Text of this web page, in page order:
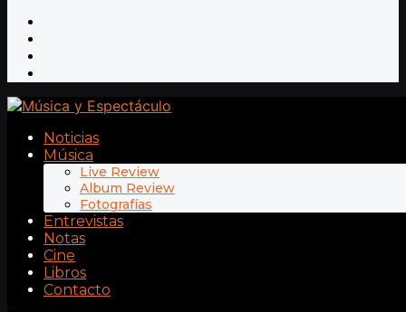
Noticias
Música
Live Review
Album Review
Fotografías
Entrevistas
Notas
Cine
Libros
Contacto